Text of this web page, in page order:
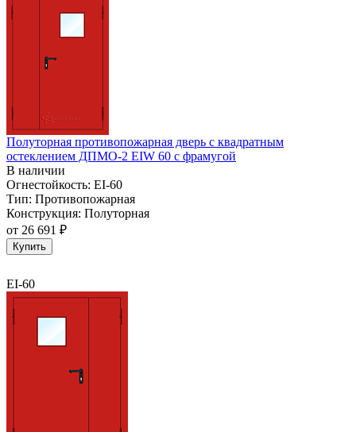
Полуторная противопожарная дверь с квадратным
остеклением ДПМО-2 EIW 60 с фрамугой
В наличии
Огнестойкость: EI-60
Тип: Противопожарная
Конструкция: Полуторная
от 26 691 ₽
Купить
EI-60